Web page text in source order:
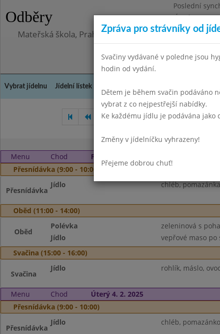
Odběry
Poslední
Úterý
Mateřská škola, Praha 10, Kodaňská 989/14,
Vybrat jídelnu Jídelní lístek
Prosinec 2024 Leden 2025
Menu Chod
Pondělí 3. 2. 2025
Přesnídávka (9:00 - 10:00)
Přesnídávka
Jídlo chléb,
Oběd (11:00 - 14:00)
Oběd
Polévka
zeleninová s
Jídlo
vepřové maso po
Svačina (15:00 - 16:00)
Svačina
Jídlo rohlík, máslo,
Menu Chod
Úterý 4. 2. 2025
Přesnídávka (9:00 - 10:00)
Přesnídávka
Jídlo chléb,
Zpráva pro strávníky od
Svačiny vydávané v poledne jsou
hodin od vydání.
Dětem je během svačin podáváno
vybrat z co nejpestřejší nabídky.
Ke každému jídlu je podávána jako
Změny v jídelníčku vyhrazeny!
Přejeme dobrou chuť!